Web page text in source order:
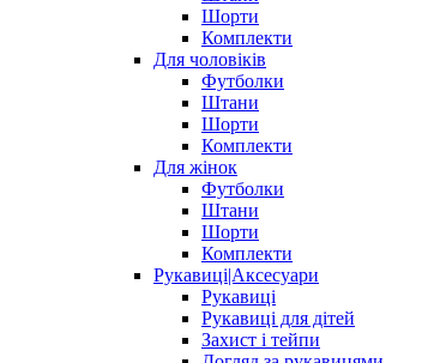
Шорти
Комплекти
Для чоловіків
Футболки
Штани
Шорти
Комплекти
Для жінок
Футболки
Штани
Шорти
Комплекти
Рукавиці|Аксесуари
Рукавиці
Рукавиці для дітей
Захист і тейпи